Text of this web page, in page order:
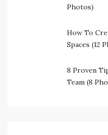
Photos)
How To
Spaces (12
8 Proven
Team (8